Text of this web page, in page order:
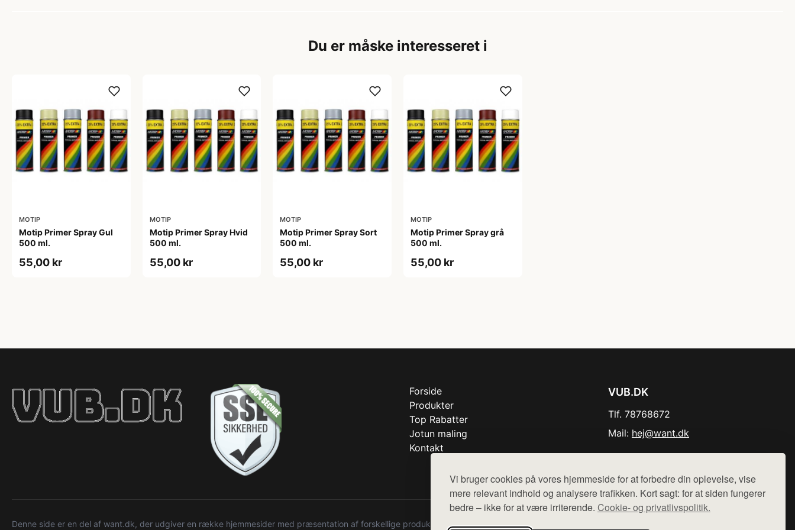
Vi bruger cookies på vores hjemmeside for at forbedre din oplevelse, vise
mere relevant indhold og analysere trafikken. Kort sagt: for at siden fungerer
bedre – ikke for at være irriterende. Cookie- og privatlivspolitik.
Du er måske interesseret i
MOTIP
Motip Primer Spray Gul
500 ml.
55,00 kr
MOTIP
Motip Primer Spray Hvid
500 ml.
55,00 kr
MOTIP
Motip Primer Spray Sort
500 ml.
55,00 kr
MOTIP
Motip Primer Spray grå
500 ml.
55,00 kr
Forside
Produkter
Top Rabatter
Jotun maling
Kontakt
VUB.DK
Tlf. 78768672
Mail: hej@want.dk
Denne side er en del af want.dk, der udgiver en række hjemmesider med præsentation af forskellige produkter fra diverse webshops. Der sælges ikke varer fra denne side - vi henviser til de shops,